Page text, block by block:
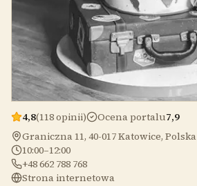
4,8(118 opinii) Ocena portalu7,9
Graniczna 11, 40-017 Katowice, Polska
10:00–12:00
+48 662 788 768
Strona internetowa